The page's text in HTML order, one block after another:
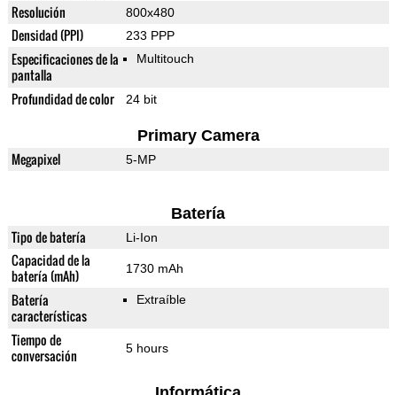
Resolución 800x480
Densidad (PPI) 233 PPP
Especificaciones de la
pantalla
Multitouch
Profundidad de color 24 bit
Primary Camera
Megapixel 5-MP
Batería
Tipo de batería Li-Ion
Capacidad de la
batería (mAh)
1730 mAh
Batería
características
Extraíble
Tiempo de
conversación
5 hours